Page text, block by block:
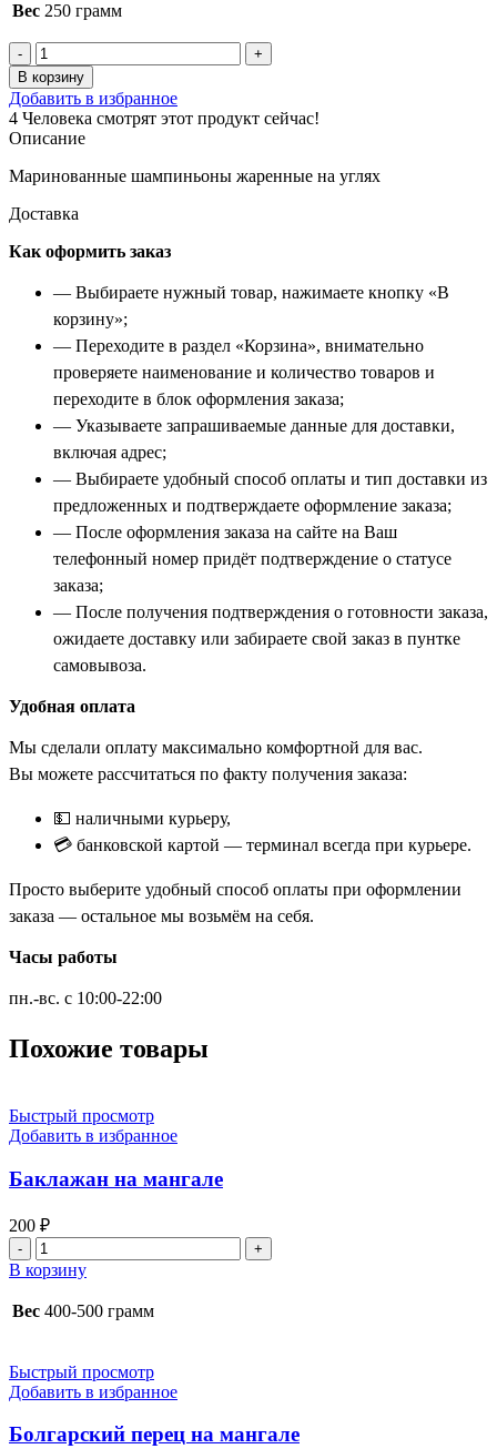
Вес 250 грамм
Количество
товара
Шашлык
из
грибов
В корзину
Добавить в избранное
4 Человека смотрят этот продукт сейчас!
Описание
Маринованные шампиньоны жаренные на углях
Доставка
Как оформить заказ
— Выбираете нужный товар, нажимаете кнопку «В
корзину»;
— Переходите в раздел «Корзина», внимательно
проверяете наименование и количество товаров и
переходите в блок оформления заказа;
— Указываете запрашиваемые данные для доставки,
включая адрес;
— Выбираете удобный способ оплаты и тип доставки из
предложенных и подтверждаете оформление заказа;
— После оформления заказа на сайте на Ваш
телефонный номер придёт подтверждение о статусе
заказа;
— После получения подтверждения о готовности заказа,
ожидаете доставку или забираете свой заказ в пунтке
самовывоза.
Удобная оплата
Мы сделали оплату максимально комфортной для вас.
Вы можете рассчитаться по факту получения заказа:
💵 наличными курьеру,
💳 банковской картой — терминал всегда при курьере.
Просто выберите удобный способ оплаты при оформлении
заказа — остальное мы возьмём на себя.
Часы работы
пн.-вс. с 10:00-22:00
Похожие товары
Быстрый просмотр
Добавить в избранное
Баклажан на мангале
200 ₽
Количество
товара
Баклажан
на
В корзину
Вес 400-500 грамм
Быстрый просмотр
Добавить в избранное
Болгарский перец на мангале